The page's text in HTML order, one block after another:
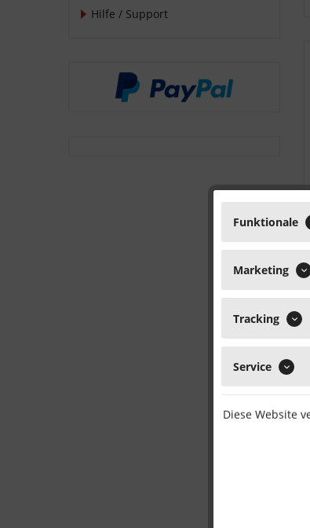
Hilfe / Support
Funktionale
Marketing
Tracking
Service
Diese Website